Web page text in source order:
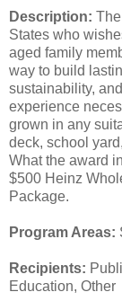
Description:
States who
aged family
way to build
sustainability,
experience
grown in any
deck, school
What the award
$500 Heinz
Package.
Program Areas:
Recipients:
Education, Other